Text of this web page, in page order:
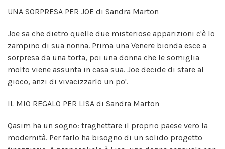
UNA SORPRESA PER JOE di Sandra Marton
Joe sa che dietro quelle due misteriose apparizioni c'è lo
zampino di sua nonna. Prima una Venere bionda esce a
sorpresa da una torta, poi una donna che le somiglia
molto viene assunta in casa sua. Joe decide di stare al
gioco, anzi di vivacizzarlo un po'.
IL MIO REGALO PER LISA di Sandra Marton
Qasim ha un sogno: traghettare il proprio paese vero la
modernità. Per farlo ha bisogno di un solido progetto